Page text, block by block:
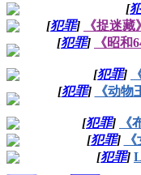
[
[犯罪]
《捉迷
[犯罪] 《昭和
[犯罪]
[犯罪] 《动
[犯罪]
《
[犯罪]
[犯罪]